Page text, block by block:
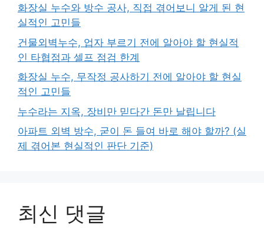
화장실 누수와 방수 공사, 직접 겪어보니 알게 된 현
실적인 고민들
건물외벽누수, 업자 부르기 전에 알아야 할 현실적
인 타협점과 셀프 점검 한계
화장실 누수, 무작정 공사하기 전에 알아야 할 현실
적인 고민들
누수라는 지옥, 장비만 믿다간 돈만 날립니다
아파트 외벽 방수, 굳이 돈 들여 바로 해야 할까? (실
제 겪어본 현실적인 판단 기준)
최신 댓글